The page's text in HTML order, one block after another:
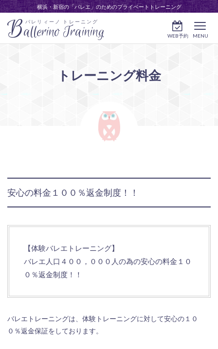
横浜・新宿の「バレエ」のためのプライベートトレーニング
バレリィーノ トレーニング
Ballerino Training MENU
WEB予約
トレーニング料金
安心の料金１００％返金制度！！
【体験バレエトレーニング】
バレエ人口４００，０００人の為の安心の料金１０
０％返金制度！！
バレエトレーニングは、体験トレーニングに対して安心の１０
０％返金保証をしております。